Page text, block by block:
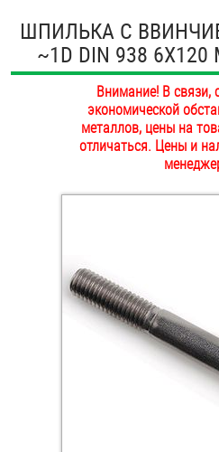
ОПТ
ПОКУПАТЕЛЯМ
ОПЛАТА И ДОСТАВКА
НАШИ МАГАЗИНЫ
Антивандальный
Болты и винты
Втулки
Заклепки (Гайки-
Крюки, кольца с
ШПИЛЬКА C
~1D DIN 938
Внимание! В связи,
экономической
металлов, цены на
отличаться. Цены и